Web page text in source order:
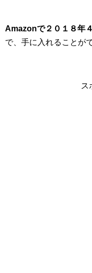
Amazonで２０１８年
で、手に入れることが
ス